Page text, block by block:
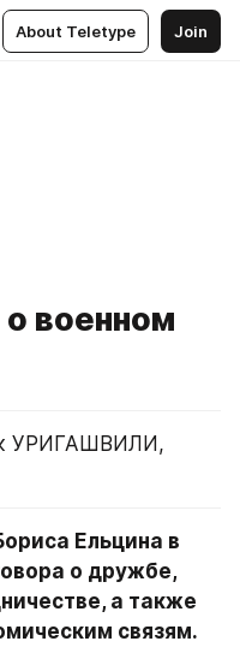
About Teletype Join
военном
УРИГАШВИЛИ,
Ельцина в
о дружбе,
а также
связям.